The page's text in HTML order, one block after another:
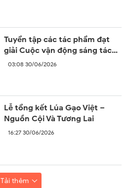
Tuyển tập các tác phẩm đạt
giải Cuộc vận động sáng tác
'Lúa gạo Việt – Nguồn cội và
03:08 30/06/2026
Lễ tổng kết Lúa Gạo Việt –
Nguồn Cội Và Tương Lai
16:27 30/06/2026
Tải thêm